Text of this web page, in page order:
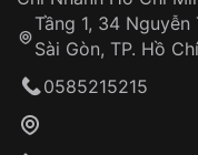
Tầng 1, 34
Sài Gòn, TP. Hồ
0585215215